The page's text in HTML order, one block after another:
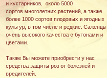
и кустарников, около 5000
сортов многолетних растений, а также
более 1000 сортов плодовых и ягодных
культур, в том числе и редкие. Саженцы
очень высокого качества с бутонами и
цветами.
Также Вы можете приобрести у нас
средства защиты роз от болезней и
вредителей.